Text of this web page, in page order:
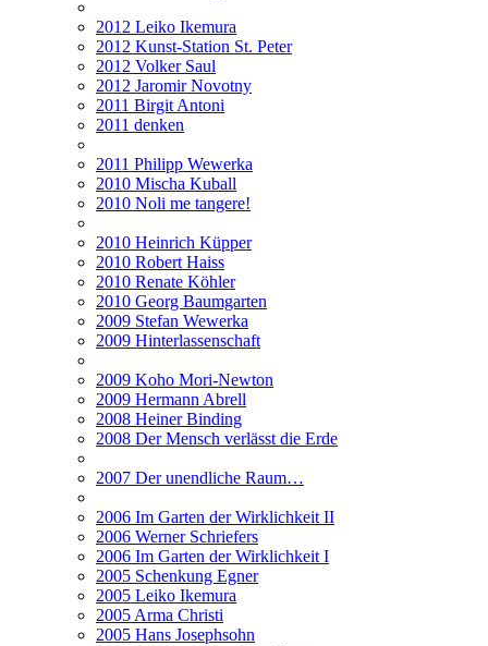
2012 Leiko Ikemura
2012 Kunst-Station St. Peter
2012 Volker Saul
2012 Jaromir Novotny
2011 Birgit Antoni
2011 denken
2011 Philipp Wewerka
2010 Mischa Kuball
2010 Noli me tangere!
2010 Heinrich Küpper
2010 Robert Haiss
2010 Renate Köhler
2010 Georg Baumgarten
2009 Stefan Wewerka
2009 Hinterlassenschaft
2009 Koho Mori-Newton
2009 Hermann Abrell
2008 Heiner Binding
2008 Der Mensch verlässt die Erde
2007 Der unendliche Raum…
2006 Im Garten der Wirklichkeit II
2006 Werner Schriefers
2006 Im Garten der Wirklichkeit I
2005 Schenkung Egner
2005 Leiko Ikemura
2005 Arma Christi
2005 Hans Josephsohn